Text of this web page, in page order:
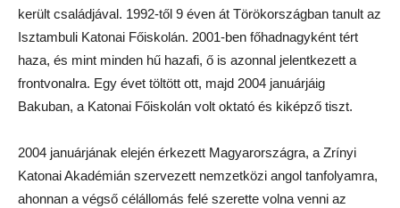
került családjával. 1992-től 9 éven át Törökországban tanult az
Isztambuli Katonai Főiskolán. 2001-ben főhadnagyként tért
haza, és mint minden hű hazafi, ő is azonnal jelentkezett a
frontvonalra. Egy évet töltött ott, majd 2004 januárjáig
Bakuban, a Katonai Főiskolán volt oktató és kiképző tiszt.
2004 januárjának elején érkezett Magyarországra, a Zrínyi
Katonai Akadémián szervezett nemzetközi angol tanfolyamra,
ahonnan a végső célállomás felé szerette volna venni az